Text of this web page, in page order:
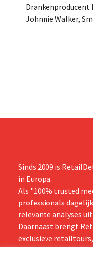
Drankenproducent
Johnnie Walker,
Sinds 2009 is
in Europa.
Als "100% trusted
professionals
relevante analyses
Daarnaast brengt
exclusieve
centraal staan.